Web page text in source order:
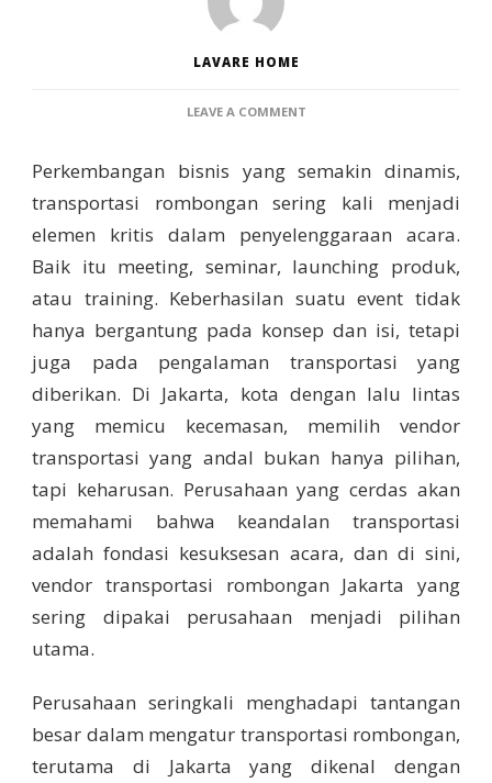
LAVARE HOME
LEAVE A COMMENTON
ROMBONGAN
JAKARTA
YANG
SERING
PERUSAHAAN
Perkembangan bisnis yang semakin dinamis,
transportasi rombongan sering kali menjadi
elemen kritis dalam penyelenggaraan acara.
Baik itu meeting, seminar, launching produk,
atau training. Keberhasilan suatu event tidak
hanya bergantung pada konsep dan isi, tetapi
juga pada pengalaman transportasi yang
diberikan. Di Jakarta, kota dengan lalu lintas
yang memicu kecemasan, memilih vendor
transportasi yang andal bukan hanya pilihan,
tapi keharusan. Perusahaan yang cerdas akan
memahami bahwa keandalan transportasi
adalah fondasi kesuksesan acara, dan di sini,
vendor transportasi rombongan Jakarta yang
sering dipakai perusahaan menjadi pilihan
utama.
Perusahaan seringkali menghadapi tantangan
besar dalam mengatur transportasi rombongan,
terutama di Jakarta yang dikenal dengan